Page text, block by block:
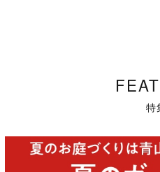
特